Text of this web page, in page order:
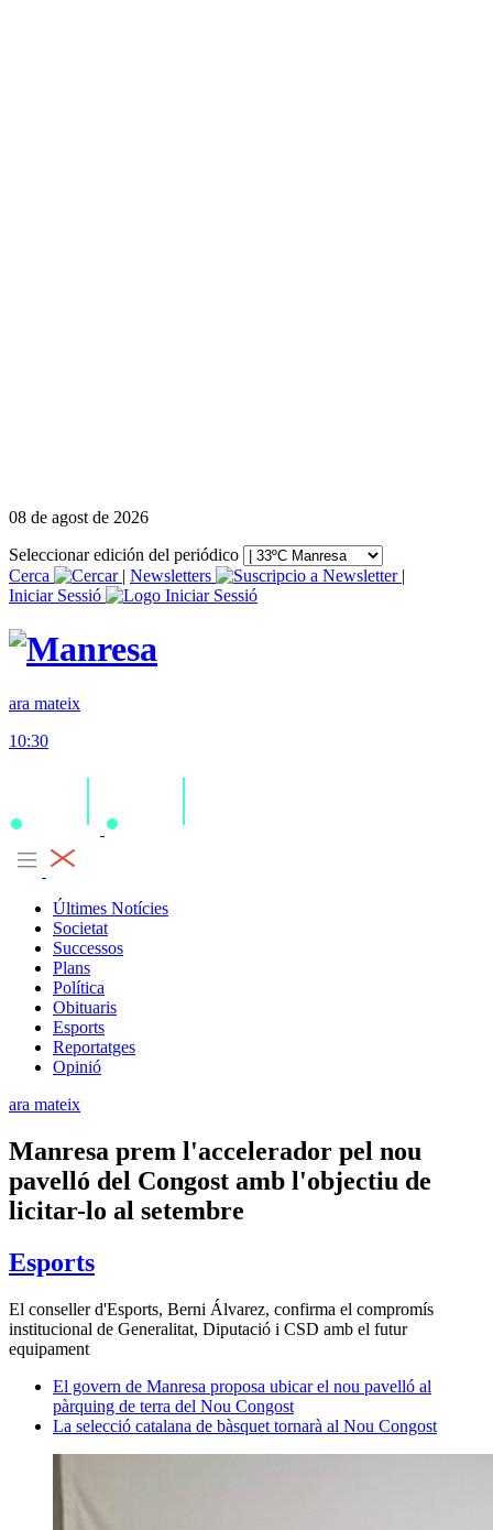
08 de agost de 2026
Seleccionar edición del periódico
Cerca
| Newsletters
|
Iniciar Sessió
ara mateix
10:30
Últimes Notícies
Societat
Successos
Plans
Política
Obituaris
Esports
Reportatges
Opinió
ara mateix
Manresa prem l'accelerador pel nou
pavelló del Congost amb l'objectiu de
licitar-lo al setembre
Esports
El conseller d'Esports, Berni Álvarez, confirma el compromís
institucional de Generalitat, Diputació i CSD amb el futur
equipament
El govern de Manresa proposa ubicar el nou pavelló al
pàrquing de terra del Nou Congost
La selecció catalana de bàsquet tornarà al Nou Congost